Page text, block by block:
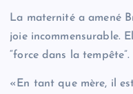
La maternité a amené
joie incommensurable.
“force dans la tempête”.
«En tant que mère, il